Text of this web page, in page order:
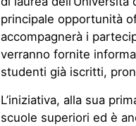
principale opportunità
accompagnerà i
verranno fornite
studenti già iscritti,
L’iniziativa, alla sua
scuole superiori ed è